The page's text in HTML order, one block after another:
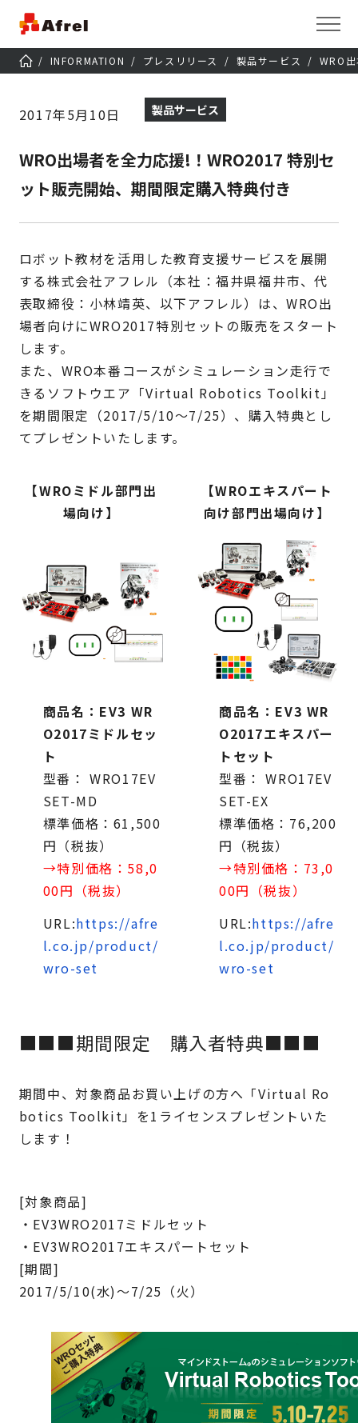
INFORMATION プレスリリース 製品サービス WRO
2017年5月10日 製品サービス
WRO出場者を全力応援!！WRO2017 特別セ
ット販売開始、期間限定購入特典付き
ロボット教材を活用した教育支援サービスを展開
する株式会社アフレル（本社：福井県福井市、代
表取締役：小林靖英、以下アフレル）は、WRO出
場者向けにWRO2017特別セットの販売をスタート
します。
また、WRO本番コースがシミュレーション走行で
きるソフトウエア「Virtual Robotics Toolkit」
を期間限定（2017/5/10～7/25）、購入特典とし
てプレゼントいたします。
【WROミドル部門出
場向け】
商品名：EV3 WR
O2017ミドルセッ
ト
型番： WRO17EV
SET-MD
標準価格：61,500
円（税抜）
→特別価格：58,0
00円（税抜）
URL:https://afre
l.co.jp/product/
wro-set
【WROエキスパート
向け部門出場向け】
商品名：EV3 WR
O2017エキスパー
トセット
型番： WRO17EV
SET-EX
標準価格：76,200
円（税抜）
→特別価格：73,0
00円（税抜）
URL:https://afre
l.co.jp/product/
wro-set
■■■期間限定 購入者特典■■■
期間中、対象商品お買い上げの方へ「Virtual Ro
botics Toolkit」を1ライセンスプレゼントいた
します！
[対象商品]
・EV3WRO2017ミドルセット
・EV3WRO2017エキスパートセット
[期間]
2017/5/10(水)～7/25（火）